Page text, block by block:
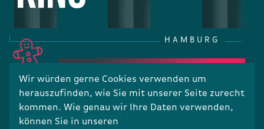
Wir würden gerne Cookies verwenden um
herauszufinden, wie Sie mit unserer Seite zurecht
kommen. Wie genau wir Ihre Daten verwenden,
können Sie in unseren
HAMBURG
RECHTLICHES
Impressum Datenschutz